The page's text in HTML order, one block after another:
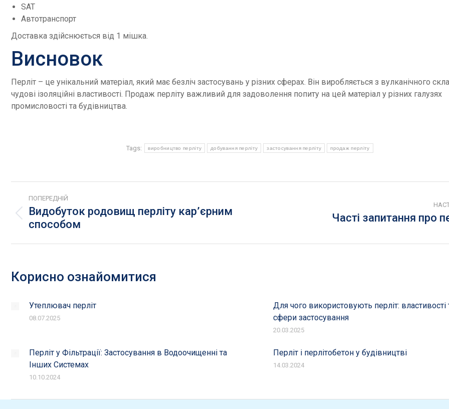
SAT
Автотранспорт
Доставка здійснюється від 1 мішка.
Висновок
Перліт – це унікальний матеріал, який має безліч застосувань у різних сферах. Він виробляється з вулканічного
чудові ізоляційні властивості. Продаж перліту важливий для задоволення попиту на цей матеріал у різних галузях
промисловості та будівництва.
Tags: виробництво перліту добування перліту застосування перліту продаж перліту
Post
navigation
ПОПЕРЕДНІЙ
Попередній
пост:
Видобуток родовищ перліту кар’єрним
способом
Часті запитання про
Корисно ознайомитися
Утеплювач перліт
08.07.2025
Для чого використовують перліт: властивості
сфери застосування
20.03.2025
Перліт у Фільтрації: Застосування в Водоочищенні та
Інших Системах
10.10.2024
Перліт і перлітобетон у будівництві
14.03.2024